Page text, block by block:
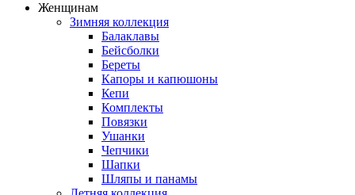
Женщинам
Зимняя коллекция
Балаклавы
Бейсболки
Береты
Капоры и капюшоны
Кепи
Комплекты
Повязки
Ушанки
Чепчики
Шапки
Шляпы и панамы